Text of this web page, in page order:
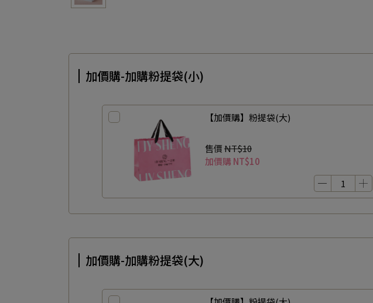
加價購-加購粉提袋(小)
【加價購】粉提袋(大)
售價NT$10
加價購 NT$10
加價購-加購粉提袋(大)